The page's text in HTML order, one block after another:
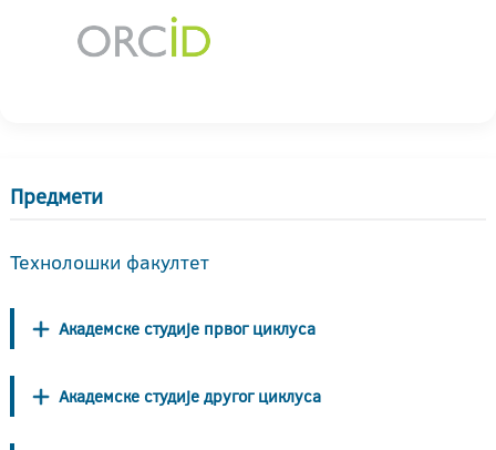
Предмети
Технолошки факултет
Академске студије првог циклуса
Академске студије другог циклуса